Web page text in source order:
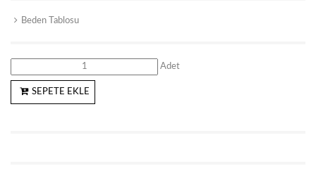
Beden Tablosu
Adet
SEPETE EKLE